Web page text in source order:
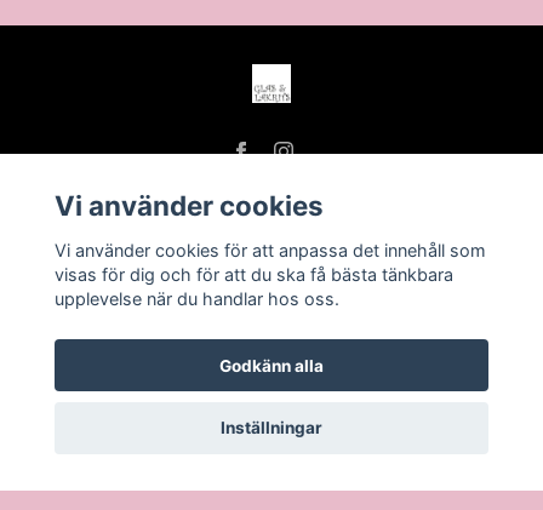
Köpvillkor
Öppettider
Vi använder cookies
Vi använder cookies för att anpassa det innehåll som
visas för dig och för att du ska få bästa tänkbara
upplevelse när du handlar hos oss.
Godkänn alla
Inställningar